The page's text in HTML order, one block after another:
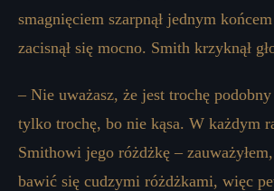
smagnięciem szarpnął jednym
zacisnął się mocno. Smith krzyknął
– Nie uważasz, że jest trochę
tylko trochę, bo nie kąsa. W każdym
Smithowi jego różdżkę –
bawić się cudzymi różdżkami, więc